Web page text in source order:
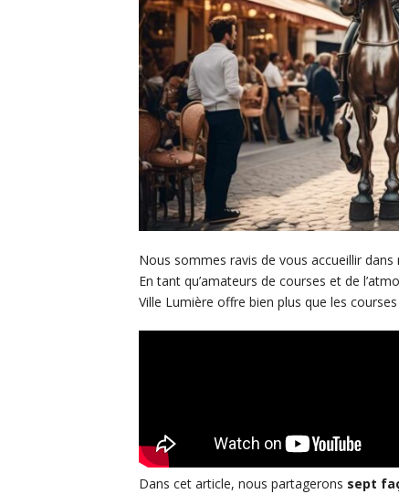
Nous sommes ravis de vous accueillir
En tant qu’amateurs de courses et de
Ville Lumière offre bien plus que les
Dans cet article, nous partagerons sept